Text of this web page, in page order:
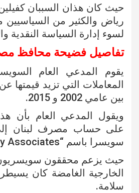
حيث كان هذان السببان كفيلين
رياض والكثير من السياسيين
لسوء إدارة السياسة النقدية
تفاصيل فضيحة محافظ
يقوم المدعي العام
بين عامي 2002 و 2015.
ويقول المدعي العام بأن
سويسرا باسم “Forry Associates”.
حيث يزعم محققون
الخارجية الغامضة كان
سلامة.